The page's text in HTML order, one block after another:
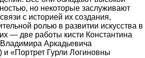
но некоторые заслуживают
с историей их создания,
ролью в развитии искусства в
— две работы кисти Константина
Аркадьевича
и «Портрет Гурли Логиновны